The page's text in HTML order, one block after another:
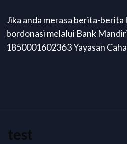
Jika anda merasa berita-
bordonasi melalui Bank
1850001602363 Yayasan
test